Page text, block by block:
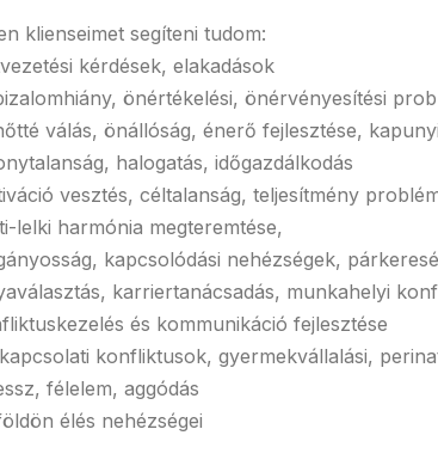
klienseimet segíteni tudom:
kérdések, elakadások
önértékelési, önérvényesítési
válás, önállóság, énerő fejlesztése,
halogatás, időgazdálkodás
vesztés, céltalanság, teljesítmény
lelki harmónia megteremtése,
kapcsolódási nehézségek,
karriertanácsadás, munkahelyi
és kommunikáció fejlesztése
konfliktusok, gyermekvállalási,
félelem, aggódás
élés nehézségei